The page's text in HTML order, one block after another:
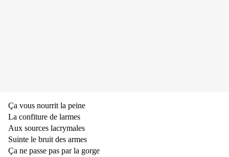
Ça vous nourrit la peine
La confiture de larmes
Aux sources lacrymales
Suinte le bruit des armes
Ça ne passe pas par la gorge